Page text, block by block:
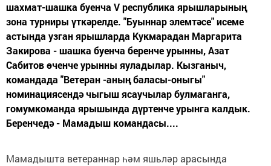
шахмат-шашка буенча V республика ярышларының
зона турниры үткәрелде. "Буыннар элемтәсе" исеме
астында узган ярышларда Кукмарадан Маргарита
Закирова - шашка буенча беренче урынны, Азат
Сабитов өченче урынны яуладылар. Кызганыч,
командада "Ветеран -аның баласы-оныгы"
номинациясендә чыгыш ясаучылар булмаганга,
гомумкоманда ярышында дүртенче урынга калдык.
Беренчедә - Мамадыш командасы....
Мамадышта ветераннар һәм яшьләр арасында